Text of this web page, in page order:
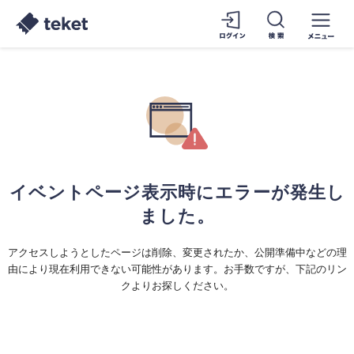
イベントページ表示時にエラーが発生し
ました。
アクセスしようとしたページは削除、変更されたか、公開準備中などの理
由により現在利用できない可能性があります。お手数ですが、下記のリン
クよりお探しください。